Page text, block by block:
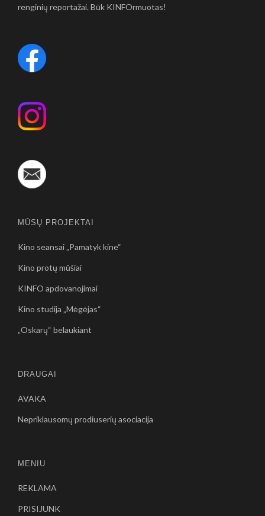
renginių reportažai. Būk KINFOrmuotas!
MŪSŲ PROJEKTAI
Kino seansai „Pamatyk kine“
Kino protų mūšiai
KINFO apdovanojimai
Kino studija „Mėgėjas“
„Oskarų“ belaukiant
DRAUGAI
AVAKA
Nepriklausomų prodiuserių asociacija
MENIU
REKLAMA
PRISIJUNK